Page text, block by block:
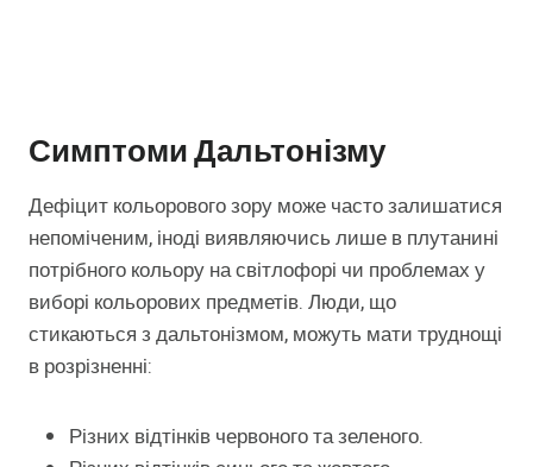
Симптоми Дальтонізму
Дефіцит кольорового зору може часто залишатися
непоміченим, іноді виявляючись лише в плутанині
потрібного кольору на світлофорі чи проблемах у
виборі кольорових предметів. Люди, що
стикаються з дальтонізмом, можуть мати труднощі
в розрізненні:
Різних відтінків червоного та зеленого.